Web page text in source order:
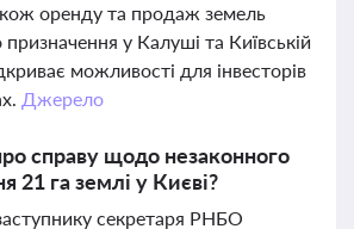
оренду та продаж земель
у Калуші та Київській
можливості для інвесторів
Джерело
справу щодо незаконного
21 га землі у Києві?
секретаря РНБО